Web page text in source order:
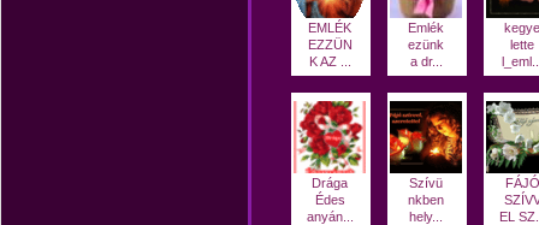
EMLÉK
EZZÜN
K AZ ...
Emlék
ezünk
a dr...
kegye
lette
Drága
Édes
anyán...
Szívü
nkben
hely...
FÁJÓ
EL